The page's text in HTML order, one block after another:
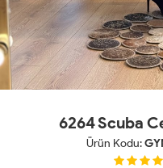
6264 Scuba
Ürün Kodu: